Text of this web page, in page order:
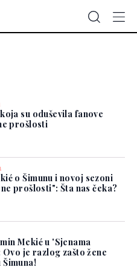
su oduševila fanove
prošlosti
o Šimunu i novoj sezoni
prošlosti": Šta nas čeka?
Mekić u 'Sjenama
je razlog zašto žene